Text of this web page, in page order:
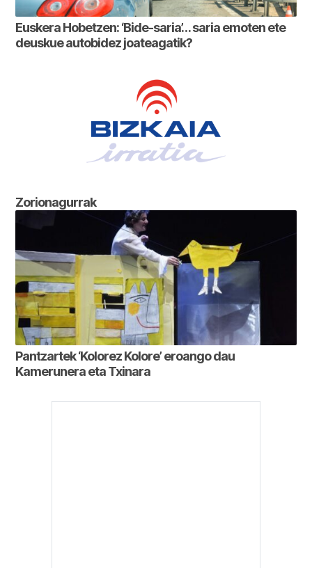
Euskera Hobetzen: ‘Bide-saria’… saria emoten ete
deuskue autobidez joateagatik?
Zorionagurrak
Pantzartek ‘Kolorez Kolore’ eroango dau
Kamerunera eta Txinara